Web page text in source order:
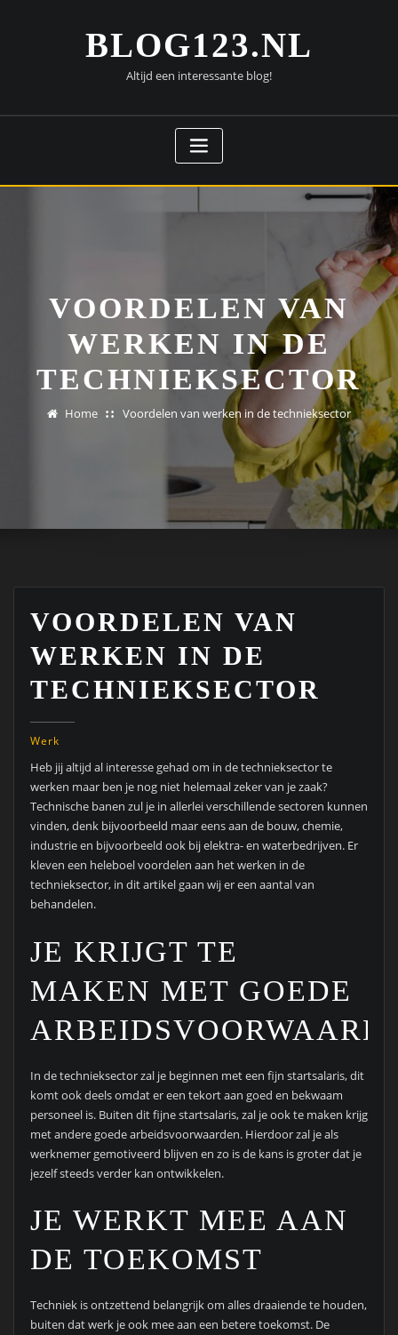
BLOG123.NL
Altijd een interessante blog!
VOORDELEN VAN
WERKEN IN DE
TECHNIEKSECTOR
Home Voordelen van werken in de technieksector
VOORDELEN VAN
WERKEN IN DE
TECHNIEKSECTOR
Werk
Heb jij altijd al interesse gehad om in de technieksector te
werken maar ben je nog niet helemaal zeker van je zaak?
Technische banen zul je in allerlei verschillende sectoren kunnen
vinden, denk bijvoorbeeld maar eens aan de bouw, chemie,
industrie en bijvoorbeeld ook bij elektra- en waterbedrijven. Er
kleven een heleboel voordelen aan het werken in de
technieksector, in dit artikel gaan wij er een aantal van
behandelen.
JE KRIJGT TE
MAKEN MET GOEDE
In de technieksector zal je beginnen met een fijn startsalaris, dit
komt ook deels omdat er een tekort aan goed en bekwaam
personeel is. Buiten dit fijne startsalaris, zal je ook te maken krijg
met andere goede arbeidsvoorwaarden. Hierdoor zal je als
werknemer gemotiveerd blijven en zo is de kans is groter dat je
jezelf steeds verder kan ontwikkelen.
JE WERKT MEE AAN
DE TOEKOMST
Techniek is ontzettend belangrijk om alles draaiende te houden,
buiten dat werk je ook mee aan een betere toekomst. De